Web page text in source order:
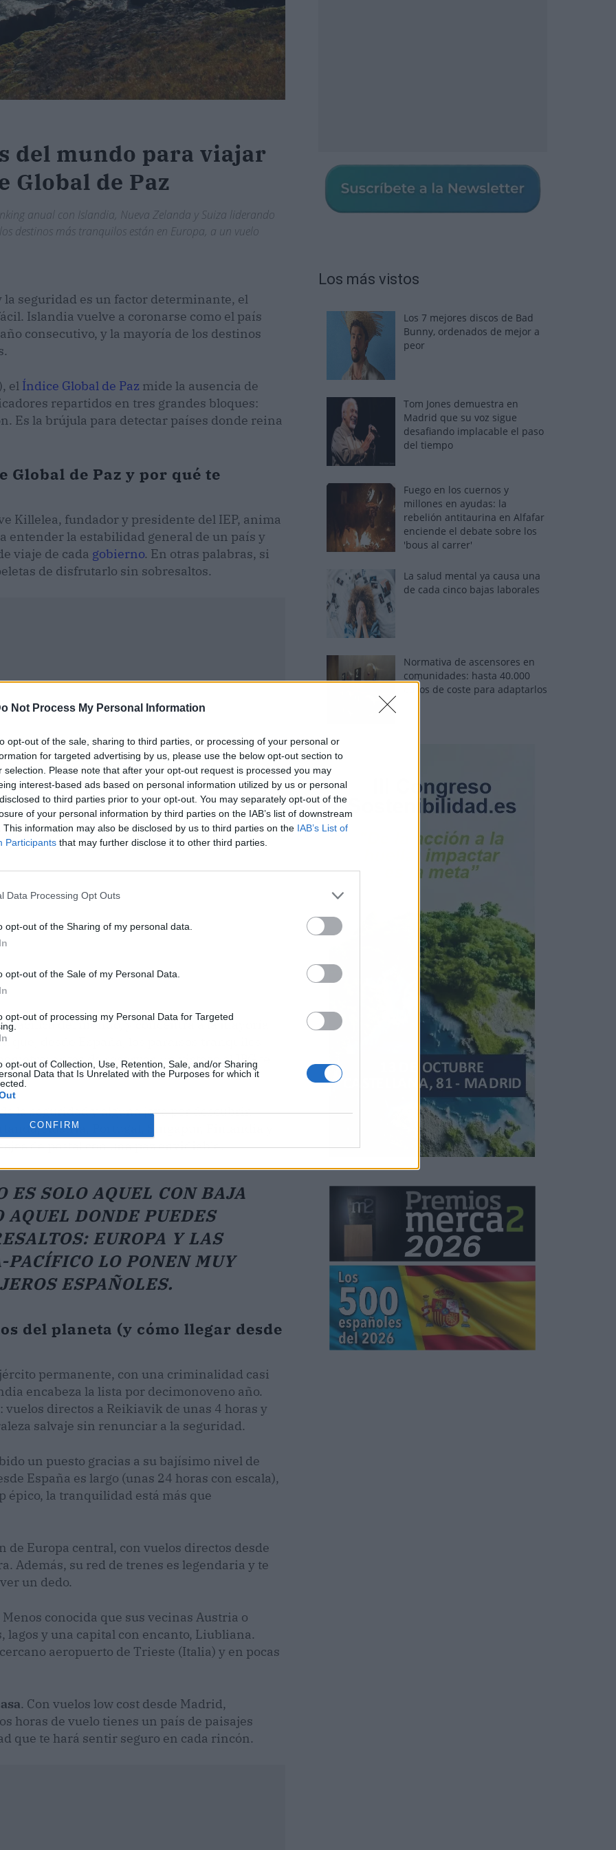
Not Process My Personal Information
opt-out of the sale, sharing to third parties, or processing of your personal or
for targeted advertising by us, please use the below opt-out section to
selection. Please note that after your opt-out request is processed you may
interest-based ads based on personal information utilized by us or personal
to third parties prior to your opt-out. You may separately opt-out of the
of your personal information by third parties on the IAB’s list of downstream
This information may also be disclosed by us to third parties on the IAB’s List of
Participants that may further disclose it to other third parties.
Data Processing Opt Outs
opt-out of the Sharing of my personal data.
opt-out of the Sale of my Personal Data.
opt-out of processing my Personal Data for Targeted
opt-out of Collection, Use, Retention, Sale, and/or Sharing
Data that Is Unrelated with the Purposes for which it
CONFIRM
del mundo para viajar
Global de Paz
anual con Islandia, Nueva Zelanda y Suiza liderando
destinos más tranquilos están en Europa, a un vuelo
la seguridad es un factor determinante, el
Islandia vuelve a coronarse como el país
consecutivo, y la mayoría de los destinos
el Índice Global de Paz mide la ausencia de
repartidos en tres grandes bloques:
Es la brújula para detectar países donde reina
Global de Paz y por qué te
Killelea, fundador y presidente del IEP, anima
entender la estabilidad general de un país y
viaje de cada gobierno. En otras palabras, si
de disfrutarlo sin sobresaltos.
pacífica del mundo, y concentra a la mayoría
que, desde España, los paraísos tranquilos
antes de reservar, un vistazo al IPG te
la seguridad y alguna joya por descubrir.
Austria, Portugal, Singapur, Finlandia y
de postal con una paz envidiable.
ES SOLO AQUEL CON BAJA
DONDE PUEDES
EUROPA Y LAS
LO PONEN MUY
ESPAÑOLES.
del planeta (y cómo llegar desde
permanente, con una criminalidad casi
encabeza la lista por decimonoveno año.
directos a Reikiavik de unas 4 horas y
salvaje sin renunciar a la seguridad.
un puesto gracias a su bajísimo nivel de
España es largo (unas 24 horas con escala),
épico, la tranquilidad está más que
de Europa central, con vuelos directos desde
Además, su red de trenes es legendaria y te
un dedo.
Menos conocida que sus vecinas Austria o
lagos y una capital con encanto, Liubliana.
aeropuerto de Trieste (Italia) y en pocas
. Con vuelos low cost desde Madrid,
horas de vuelo tienes un país de paisajes
que te hará sentir seguro en cada rincón.
Los más vistos
Los 7 mejores discos de Bad
Bunny, ordenados de mejor a
peor
Tom Jones demuestra en
Madrid que su voz sigue
desafiando implacable el paso
del tiempo
Fuego en los cuernos y
millones en ayudas: la
rebelión antitaurina en Alfafar
enciende el debate sobre los
'bous al carrer'
La salud mental ya causa una
de cada cinco bajas laborales
Normativa de ascensores en
comunidades: hasta 40.000
euros de coste para adaptarlos